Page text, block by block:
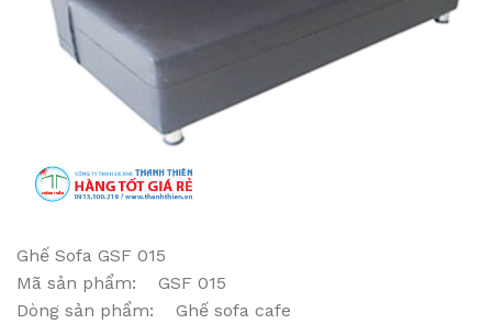
Ghế Sofa GSF 015
Mã sản phẩm: GSF 015
Dòng sản phẩm: Ghế sofa cafe